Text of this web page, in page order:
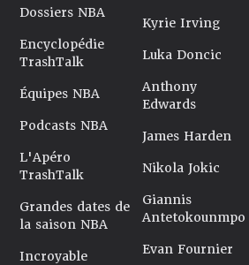
Dossiers NBA
Encyclopédie
TrashTalk
Équipes NBA
Podcasts NBA
L'Apéro
TrashTalk
Grandes dates de
la saison NBA
Incroyable
Kyrie Irving
Luka Doncic
Anthony
Edwards
James Harden
Nikola Jokic
Giannis
Antetokounmpo
Evan Fournier